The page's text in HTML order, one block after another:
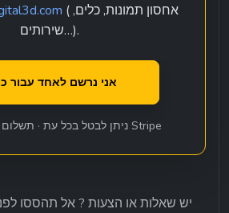
(אחסון תמונות, כלים,
שירותים…).
ניתן לבטל בכל עת · תשלום מאובטח דרך Stripe